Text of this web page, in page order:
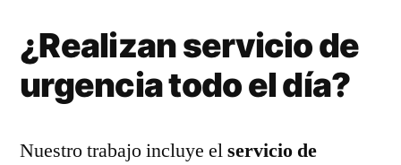
¿Realizan servicio de
urgencia todo el día?
Nuestro trabajo incluye elservicio de